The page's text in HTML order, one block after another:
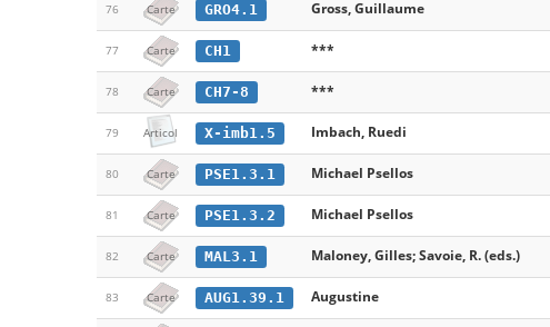
76 Carte GRO4.1 Gross, Guillaume
77 Carte CH1 ***
78 Carte CH7-8 ***
79 Articol X-imb1.5 Imbach, Ruedi
80 Carte PSE1.3.1 Michael Psellos
81 Carte PSE1.3.2 Michael Psellos
82 Carte MAL3.1 Maloney, Gilles; Savoie, R. (eds.)
83 Carte AUG1.39.1 Augustine